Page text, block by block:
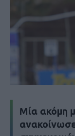
Μία ακόμη